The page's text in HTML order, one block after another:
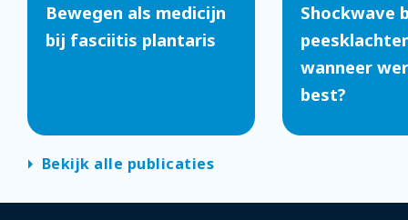
Bewegen als medicijn
bij fasciitis plantaris
Shockwave
wanneer
best?
arrow_right Bekijk alle publicaties